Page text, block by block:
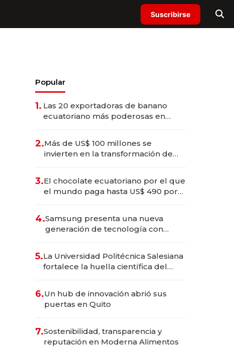
Suscribirse
Popular
1. Las 20 exportadoras de banano
ecuatoriano más poderosas en
2.Más de US$ 100 millones se
invierten en la transformación de
3.El chocolate ecuatoriano por el que
el mundo paga hasta US$ 490 por
4.Samsung presenta una nueva
generación de tecnología con
5.La Universidad Politécnica Salesiana
fortalece la huella científica del
6.Un hub de innovación abrió sus
puertas en Quito
7.Sostenibilidad, transparencia y
reputación en Moderna Alimentos